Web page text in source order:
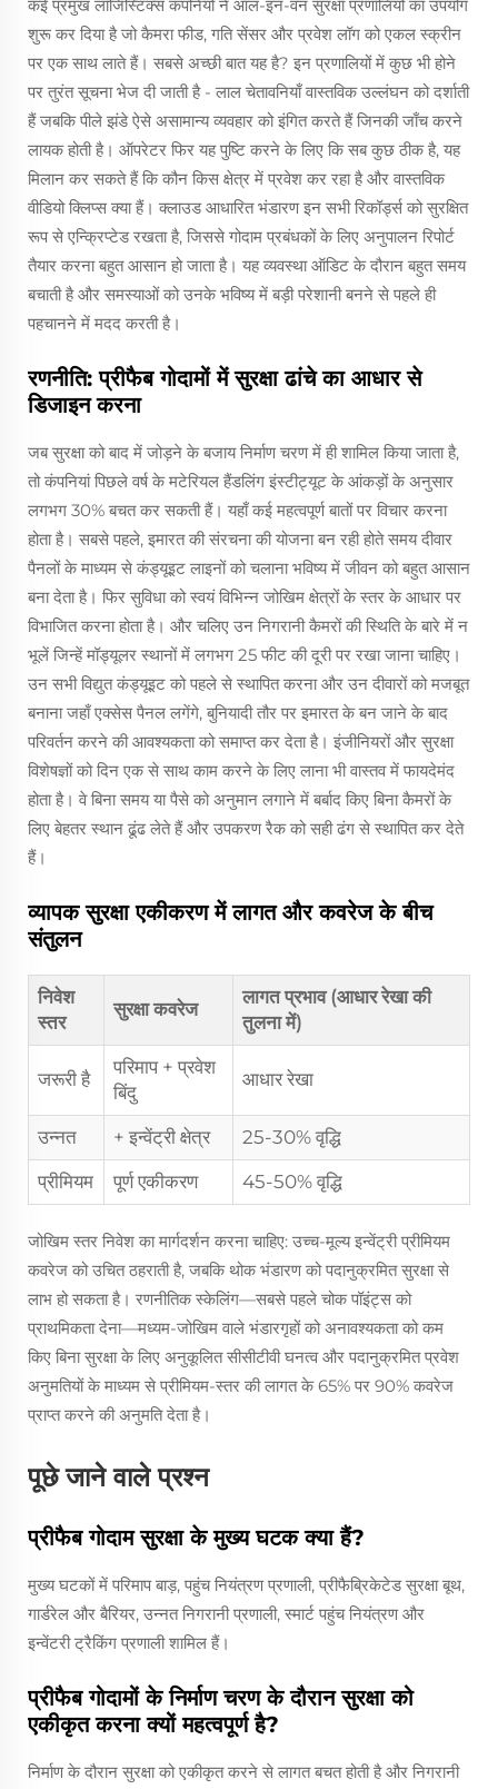
कई प्रमुख लॉजिस्टिक्स कंपनियों ने ऑल-इन-वन सुरक्षा प्रणालियों का उपयोग
शुरू कर दिया है जो कैमरा फीड, गति सेंसर और प्रवेश लॉग को एकल स्क्रीन
पर एक साथ लाते हैं। सबसे अच्छी बात यह है? इन प्रणालियों में कुछ भी होने
पर तुरंत सूचना भेज दी जाती है - लाल चेतावनियाँ वास्तविक उल्लंघन को दर्शाती
हैं जबकि पीले झंडे ऐसे असामान्य व्यवहार को इंगित करते हैं जिनकी जाँच करने
लायक होती है। ऑपरेटर फिर यह पुष्टि करने के लिए कि सब कुछ ठीक है, यह
मिलान कर सकते हैं कि कौन किस क्षेत्र में प्रवेश कर रहा है और वास्तविक
वीडियो क्लिप्स क्या हैं। क्लाउड आधारित भंडारण इन सभी रिकॉर्ड्स को सुरक्षित
रूप से एन्क्रिप्टेड रखता है, जिससे गोदाम प्रबंधकों के लिए अनुपालन रिपोर्ट
तैयार करना बहुत आसान हो जाता है। यह व्यवस्था ऑडिट के दौरान बहुत समय
बचाती है और समस्याओं को उनके भविष्य में बड़ी परेशानी बनने से पहले ही
पहचानने में मदद करती है।
रणनीति: प्रीफैब गोदामों में सुरक्षा ढांचे का आधार से
डिजाइन करना
जब सुरक्षा को बाद में जोड़ने के बजाय निर्माण चरण में ही शामिल किया जाता है,
तो कंपनियां पिछले वर्ष के मटेरियल हैंडलिंग इंस्टीट्यूट के आंकड़ों के अनुसार
लगभग 30% बचत कर सकती हैं। यहाँ कई महत्वपूर्ण बातों पर विचार करना
होता है। सबसे पहले, इमारत की संरचना की योजना बन रही होते समय दीवार
पैनलों के माध्यम से कंड्यूइट लाइनों को चलाना भविष्य में जीवन को बहुत आसान
बना देता है। फिर सुविधा को स्वयं विभिन्न जोखिम क्षेत्रों के स्तर के आधार पर
विभाजित करना होता है। और चलिए उन निगरानी कैमरों की स्थिति के बारे में न
भूलें जिन्हें मॉड्यूलर स्थानों में लगभग 25 फीट की दूरी पर रखा जाना चाहिए।
उन सभी विद्युत कंड्यूइट को पहले से स्थापित करना और उन दीवारों को मजबूत
बनाना जहाँ एक्सेस पैनल लगेंगे, बुनियादी तौर पर इमारत के बन जाने के बाद
परिवर्तन करने की आवश्यकता को समाप्त कर देता है। इंजीनियरों और सुरक्षा
विशेषज्ञों को दिन एक से साथ काम करने के लिए लाना भी वास्तव में फायदेमंद
होता है। वे बिना समय या पैसे को अनुमान लगाने में बर्बाद किए बिना कैमरों के
लिए बेहतर स्थान ढूंढ लेते हैं और उपकरण रैक को सही ढंग से स्थापित कर देते
हैं।
व्यापक सुरक्षा एकीकरण में लागत और कवरेज के बीच
संतुलन
निवेश
स्तर
सुरक्षा कवरेज
लागत प्रभाव (आधार रेखा की
तुलना में)
जरूरी है
परिमाप + प्रवेश
बिंदु
आधार रेखा
उन्नत + इन्वेंट्री क्षेत्र
25-30% वृद्धि
प्रीमियम
पूर्ण एकीकरण 45-50% वृद्धि
जोखिम स्तर निवेश का मार्गदर्शन करना चाहिए: उच्च-मूल्य इन्वेंट्री प्रीमियम
कवरेज को उचित ठहराती है, जबकि थोक भंडारण को पदानुक्रमित सुरक्षा से
लाभ हो सकता है। रणनीतिक स्केलिंग—सबसे पहले चोक पॉइंट्स को
प्राथमिकता देना—मध्यम-जोखिम वाले भंडारगृहों को अनावश्यकता को कम
किए बिना सुरक्षा के लिए अनुकूलित सीसीटीवी घनत्व और पदानुक्रमित प्रवेश
अनुमतियों के माध्यम से प्रीमियम-स्तर की लागत के 65% पर 90% कवरेज
प्राप्त करने की अनुमति देता है।
पूछे जाने वाले प्रश्न
प्रीफैब गोदाम सुरक्षा के मुख्य घटक क्या हैं?
मुख्य घटकों में परिमाप बाड़, पहुंच नियंत्रण प्रणाली, प्रीफैब्रिकेटेड सुरक्षा बूथ,
गार्डरेल और बैरियर, उन्नत निगरानी प्रणाली, स्मार्ट पहुंच नियंत्रण और
इन्वेंटरी ट्रैकिंग प्रणाली शामिल हैं।
प्रीफैब गोदामों के निर्माण चरण के दौरान सुरक्षा को
एकीकृत करना क्यों महत्वपूर्ण है?
निर्माण के दौरान सुरक्षा को एकीकृत करने से लागत बचत होती है और निगरानी